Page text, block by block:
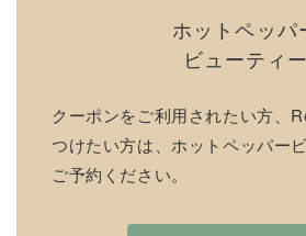
ホットペッパ
ビューティー
クーポンをご利用されたい方、
つけたい方は、ホットペッパー
ご予約ください。